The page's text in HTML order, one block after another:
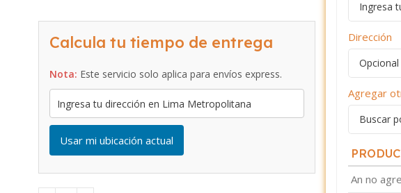
Calcula tu tiempo de entrega
Nota: Este servicio solo aplica para envíos express.
Usar mi ubicación actual
Dirección
Agregar
An no